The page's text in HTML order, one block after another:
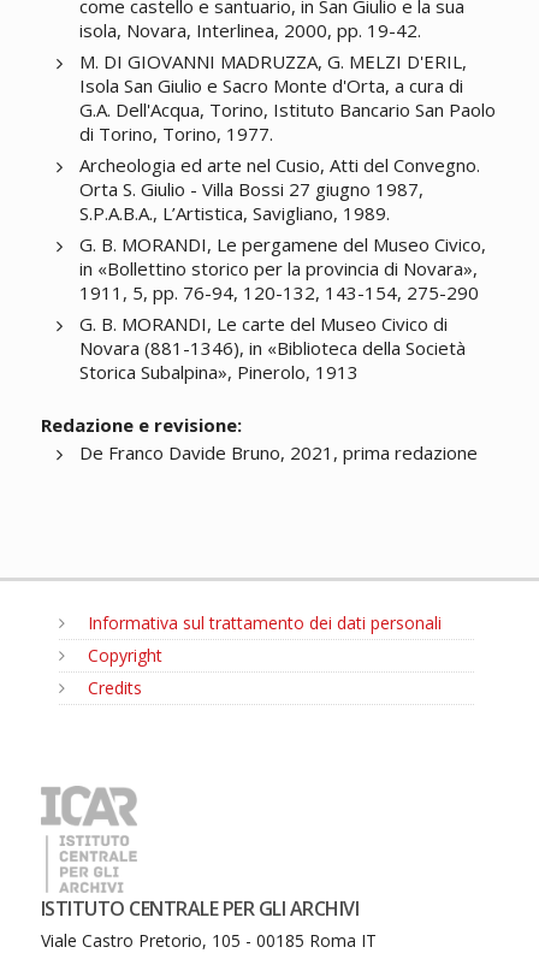
come castello e santuario, in San Giulio e la sua
isola, Novara, Interlinea, 2000, pp. 19-42.
M. DI GIOVANNI MADRUZZA, G. MELZI D'ERIL,
Isola San Giulio e Sacro Monte d'Orta, a cura di
G.A. Dell'Acqua, Torino, Istituto Bancario San Paolo
di Torino, Torino, 1977.
Archeologia ed arte nel Cusio, Atti del Convegno.
Orta S. Giulio - Villa Bossi 27 giugno 1987,
S.P.A.B.A., L’Artistica, Savigliano, 1989.
G. B. MORANDI, Le pergamene del Museo Civico,
in «Bollettino storico per la provincia di Novara»,
1911, 5, pp. 76-94, 120-132, 143-154, 275-290
G. B. MORANDI, Le carte del Museo Civico di
Novara (881-1346), in «Biblioteca della Società
Storica Subalpina», Pinerolo, 1913
Redazione e revisione:
De Franco Davide Bruno, 2021, prima redazione
Informativa sul trattamento dei dati personali
Copyright
Credits
ISTITUTO CENTRALE PER GLI ARCHIVI
Viale Castro Pretorio, 105 - 00185 Roma IT